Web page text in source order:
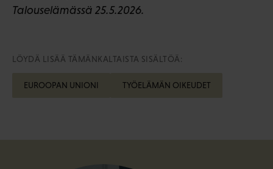
Talouselämässä 25.5.2026.
LÖYDÄ LISÄÄ TÄMÄNKALTAISTA SISÄLTÖÄ:
EUROOPAN UNIONI TYÖELÄMÄN OIKEUDET